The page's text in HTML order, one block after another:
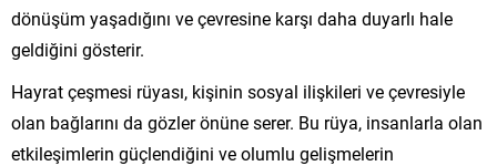
dönüşüm yaşadığını ve çevresine karşı daha duyarlı hale
geldiğini gösterir.
Hayrat çeşmesi rüyası, kişinin sosyal ilişkileri ve çevresiyle
olan bağlarını da gözler önüne serer. Bu rüya, insanlarla olan
etkileşimlerin güçlendiğini ve olumlu gelişmelerin